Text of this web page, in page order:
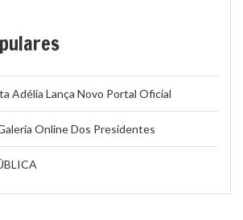
Adélia Lança Novo Portal Oficial
Online Dos Presidentes